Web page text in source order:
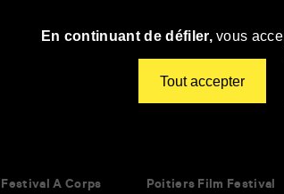
Festival À Corps
Poitiers Film Festival
En continuant de défiler,vous
Tout accepter